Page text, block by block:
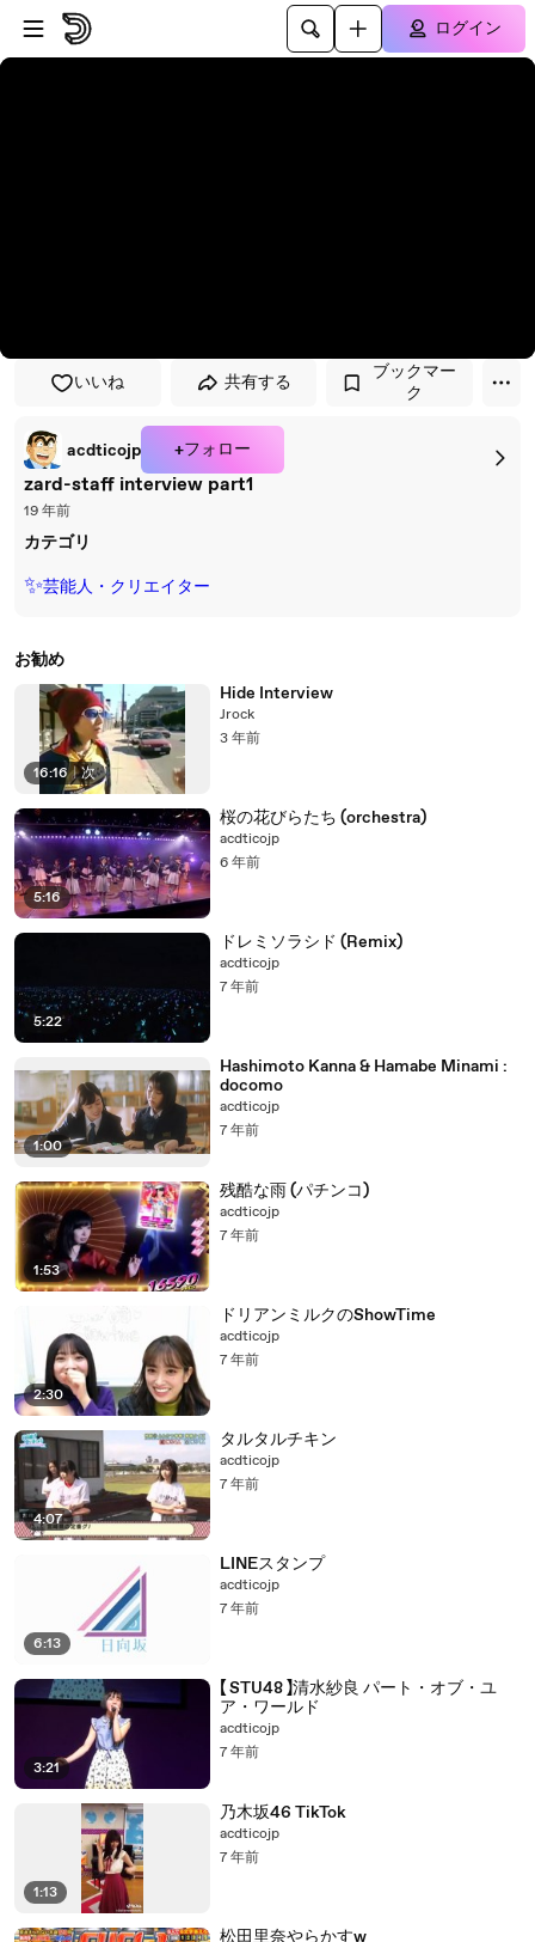
プレイヤーにスキップ
メインコンテンツにスキップ
ログイン
いいね 共有する
ブックマー
ク
acdticojp +フォロー
zard-staff interview part1
19 年前
カテゴリ
✨芸能人・クリエイター
お勧め
16:16 | 次
Hide Interview
Jrock
3 年前
5:16
桜の花びらたち (orchestra)
acdticojp
6 年前
5:22
ドレミソラシド (Remix)
acdticojp
7 年前
1:00
Hashimoto Kanna & Hamabe Minami :
docomo
acdticojp
7 年前
1:53
残酷な雨 (パチンコ)
acdticojp
7 年前
2:30
ドリアンミルクのShowTime
acdticojp
7 年前
4:07
タルタルチキン
acdticojp
7 年前
6:13
LINEスタンプ
acdticojp
7 年前
3:21
【 STU48 】清水紗良 パート・オブ・ユ
ア・ワールド
acdticojp
7 年前
1:13
乃木坂46 TikTok
acdticojp
7 年前
松田里奈やらかすw